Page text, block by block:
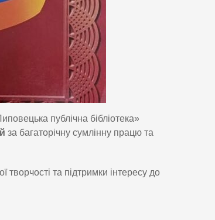
публічна бібліотека»
за багаторічну сумлінну працю та
творчості та підтримки інтересу до